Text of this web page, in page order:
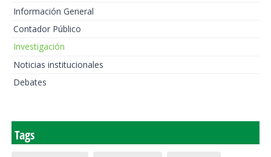
Información General
Contador Público
Investigación
Noticias institucionales
Debates
Tags